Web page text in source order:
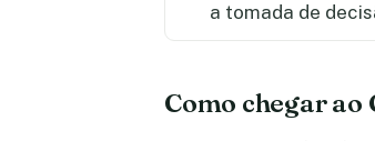
a tomada de
Como chegar ao